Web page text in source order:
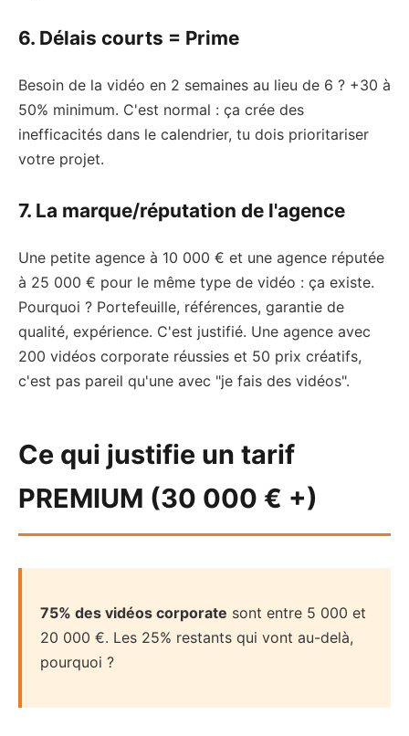
6. Délais courts = Prime
Besoin de la vidéo en 2 semaines au lieu de 6 ? +30 à
50% minimum. C'est normal : ça crée des
inefficacités dans le calendrier, tu dois prioritariser
votre projet.
7. La marque/réputation de l'agence
Une petite agence à 10 000 € et une agence réputée
à 25 000 € pour le même type de vidéo : ça existe.
Pourquoi ? Portefeuille, références, garantie de
qualité, expérience. C'est justifié. Une agence avec
200 vidéos corporate réussies et 50 prix créatifs,
c'est pas pareil qu'une avec "je fais des vidéos".
Ce qui justifie un tarif
PREMIUM (30 000 € +)
75% des vidéos corporate sont entre 5 000 et
20 000 €. Les 25% restants qui vont au-delà,
pourquoi ?